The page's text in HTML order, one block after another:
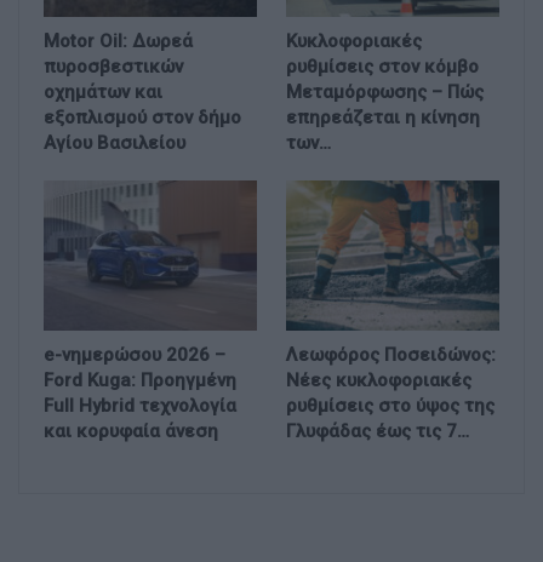
Motor Oil: Δωρεά
πυροσβεστικών
οχημάτων και
εξοπλισμού στον δήμο
Αγίου Βασιλείου
Κυκλοφοριακές
ρυθμίσεις στον κόμβο
Μεταμόρφωσης – Πώς
επηρεάζεται η κίνηση
των…
e-νημερώσου 2026 –
Ford Kuga: Προηγμένη
Full Hybrid τεχνολογία
και κορυφαία άνεση
Λεωφόρος Ποσειδώνος:
Νέες κυκλοφοριακές
ρυθμίσεις στο ύψος της
Γλυφάδας έως τις 7…